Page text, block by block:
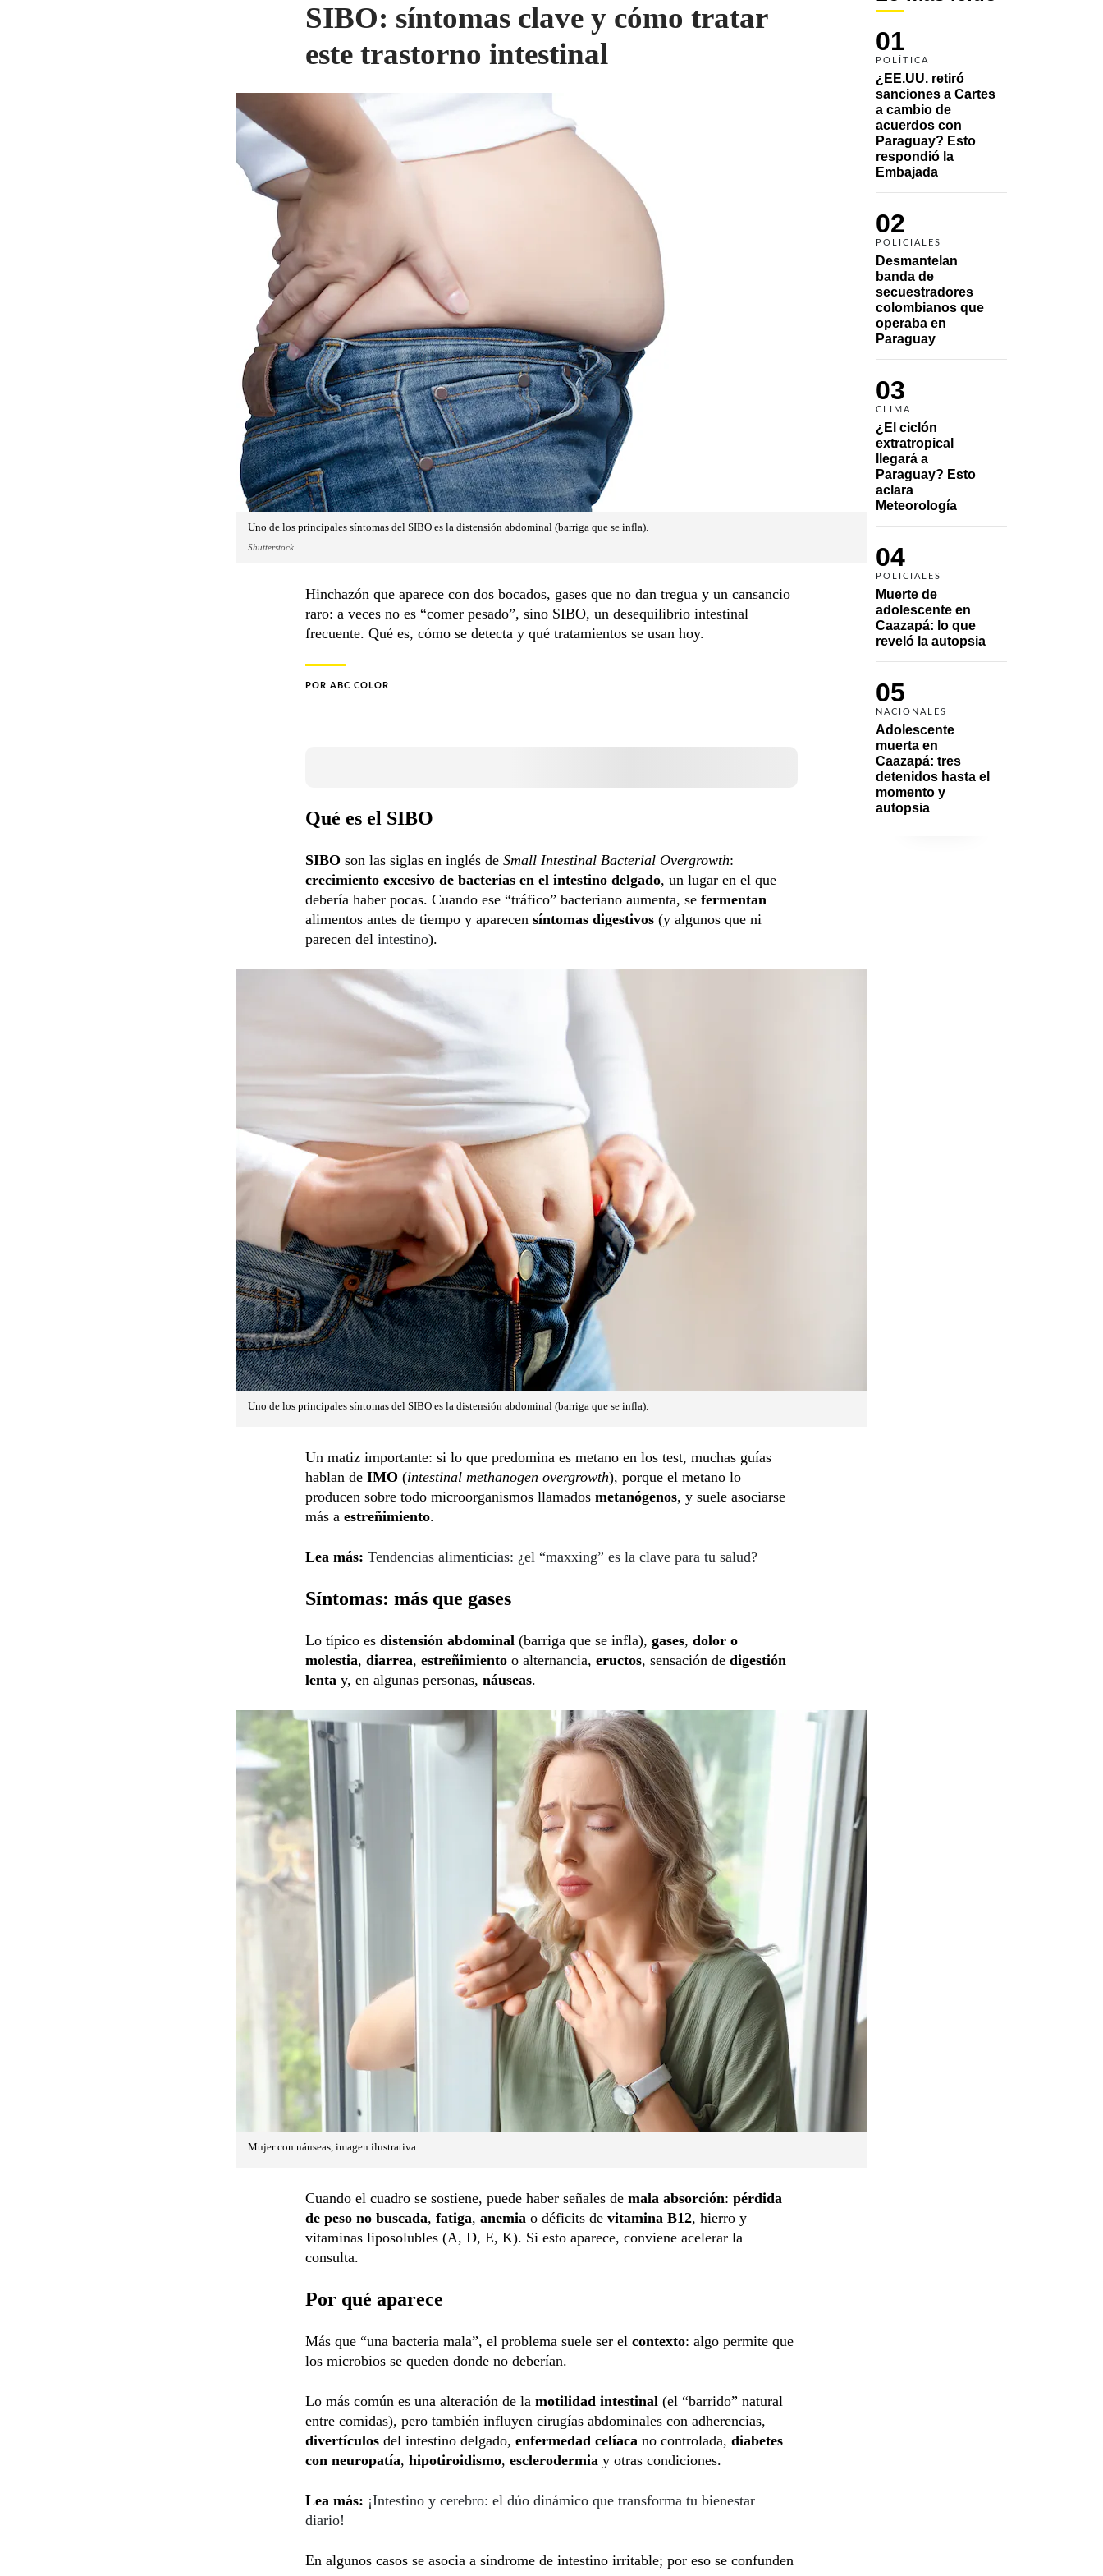
01
POLÍTICA
¿EE.UU. retiró
sanciones a Cartes
a cambio de
acuerdos con
Paraguay? Esto
respondió la
Embajada
02
POLICIALES
Desmantelan
banda de
secuestradores
colombianos que
operaba en
Paraguay
03
CLIMA
¿El ciclón
extratropical
llegará a
Paraguay? Esto
aclara
Meteorología
04
POLICIALES
Muerte de
adolescente en
Caazapá: lo que
reveló la autopsia
05
NACIONALES
Adolescente
muerta en
Caazapá: tres
detenidos hasta el
momento y
autopsia
SIBO: síntomas clave y cómo tratar
este trastorno intestinal
Uno de los principales síntomas del SIBO es la distensión abdominal (barriga que se infla).
Shutterstock
Hinchazón que aparece con dos bocados, gases que no dan tregua y un cansancio
raro: a veces no es “comer pesado”, sino SIBO, un desequilibrio intestinal
frecuente. Qué es, cómo se detecta y qué tratamientos se usan hoy.
POR ABC COLOR
Qué es el SIBO
SIBO son las siglas en inglés de Small Intestinal Bacterial Overgrowth:
crecimiento excesivo de bacterias en el intestino delgado, un lugar en el que
debería haber pocas. Cuando ese “tráfico” bacteriano aumenta, se fermentan
alimentos antes de tiempo y aparecen síntomas digestivos (y algunos que ni
parecen del intestino).
Uno de los principales síntomas del SIBO es la distensión abdominal (barriga que se infla).
Un matiz importante: si lo que predomina es metano en los test, muchas guías
hablan de IMO (intestinal methanogen overgrowth), porque el metano lo
producen sobre todo microorganismos llamados metanógenos, y suele asociarse
más a estreñimiento.
Lea más: Tendencias alimenticias: ¿el “maxxing” es la clave para tu salud?
Síntomas: más que gases
Lo típico es distensión abdominal (barriga que se infla), gases, dolor o
molestia, diarrea, estreñimiento o alternancia, eructos, sensación de digestión
lenta y, en algunas personas, náuseas.
Mujer con náuseas, imagen ilustrativa.
Cuando el cuadro se sostiene, puede haber señales de mala absorción: pérdida
de peso no buscada, fatiga, anemia o déficits de vitamina B12, hierro y
vitaminas liposolubles (A, D, E, K). Si esto aparece, conviene acelerar la
consulta.
Por qué aparece
Más que “una bacteria mala”, el problema suele ser el contexto: algo permite que
los microbios se queden donde no deberían.
Lo más común es una alteración de la motilidad intestinal (el “barrido” natural
entre comidas), pero también influyen cirugías abdominales con adherencias,
divertículos del intestino delgado, enfermedad celíaca no controlada, diabetes
con neuropatía, hipotiroidismo, esclerodermia y otras condiciones.
Lea más: ¡Intestino y cerebro: el dúo dinámico que transforma tu bienestar
diario!
En algunos casos se asocia a síndrome de intestino irritable; por eso se confunden